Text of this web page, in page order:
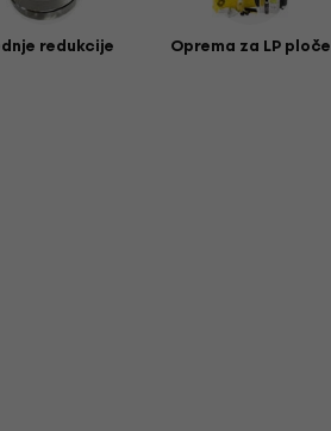
redukcije Oprema za LP ploče